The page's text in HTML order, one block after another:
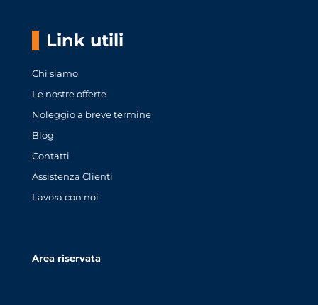
Link utili
Chi siamo
Le nostre offerte
Noleggio a breve termine
Blog
Contatti
Assistenza Clienti
Lavora con noi
Area riservata